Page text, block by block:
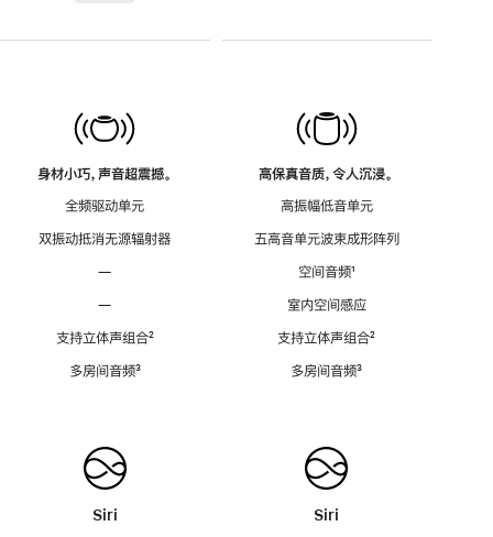
身材小巧，声音超震撼。
全频驱动单元
双振动抵消无源辐射器
—
—
支持立体声组合脚
²
多房间音频脚
³
Siri
高保真音质，令人沉浸。
高振幅低音单元
五高音单元波束成形阵列
空间音频脚
¹
室内空间感应
支持立体声组合脚
²
多房间音频脚
³
Siri